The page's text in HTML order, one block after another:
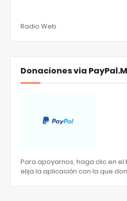
Radio Web
Donaciones via
Para apoyarnos, haga clic en
elija la aplicación con la que